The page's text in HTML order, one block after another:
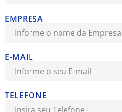
EMPRESA
E-MAIL
TELEFONE